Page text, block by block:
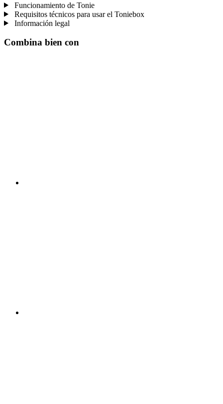
Funcionamiento de Tonie
Requisitos técnicos para usar el Toniebox
Información legal
Combina bien con